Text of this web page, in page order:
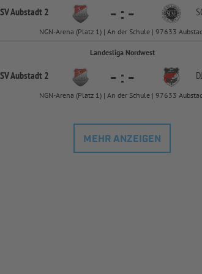
Aubstadt 2 - : -
NGN-Arena (Platz 1) | An der Schule | 97633
Landesliga Nordwest
Aubstadt 2 - : -
NGN-Arena (Platz 1) | An der Schule | 97633
MEHR ANZEIGEN